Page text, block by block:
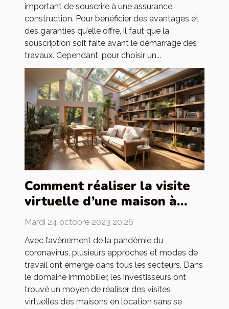
important de souscrire à une assurance
construction. Pour bénéficier des avantages et
des garanties qu’elle offre, il faut que la
souscription soit faite avant le démarrage des
travaux. Cependant, pour choisir un...
Comment réaliser la visite
virtuelle d’une maison à
louer ?
Mardi 24 octobre 2023 20:26
Avec l’avènement de la pandémie du
coronavirus, plusieurs approches et modes de
travail ont émergé dans tous les secteurs. Dans
le domaine immobilier, les investisseurs ont
trouvé un moyen de réaliser des visites
virtuelles des maisons en location sans se